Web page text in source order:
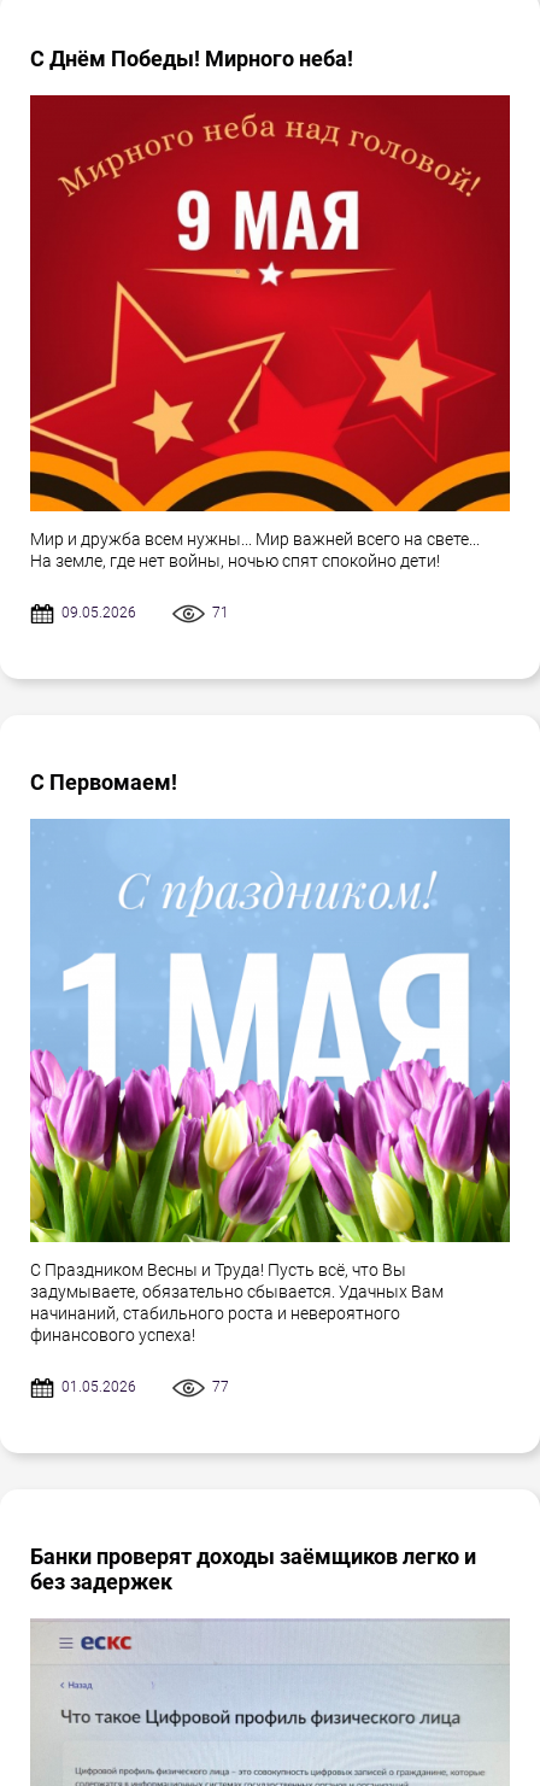
С Днём Победы! Мирного неба!
Мир и дружба всем нужны... Мир важней всего на свете...
На земле, где нет войны, ночью спят спокойно дети!
09.05.2026 71
С Первомаем!
С Праздником Весны и Труда! Пусть всё, что Вы
задумываете, обязательно сбывается. Удачных Вам
начинаний, стабильного роста и невероятного
финансового успеха!
01.05.2026 77
Банки проверят доходы заёмщиков легко и
без задержек